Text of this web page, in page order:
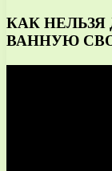
КАК
ВАННУЮ